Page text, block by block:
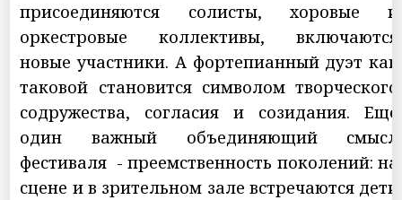
присоединяются солисты, хоровые и
оркестровые коллективы, включаются
новые участники. А фортепианный дуэт как
таковой становится символом творческого
содружества, согласия и созидания. Еще
один важный объединяющий смысл
фестиваля - преемственность поколений: на
сцене и в зрительном зале встречаются дети